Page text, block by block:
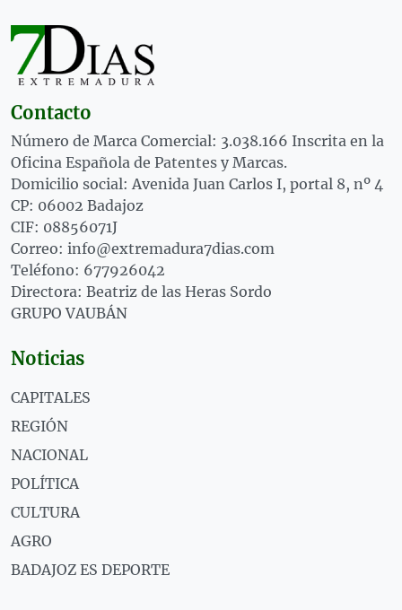
Contacto
Número de Marca Comercial: 3.038.166 Inscrita en la
Oficina Española de Patentes y Marcas.
Domicilio social: Avenida Juan Carlos I, portal 8, nº 4
CP: 06002 Badajoz
CIF: 08856071J
Correo: info@extremadura7dias.com
Teléfono: 677926042
Directora: Beatriz de las Heras Sordo
GRUPO VAUBÁN
Noticias
CAPITALES
REGIÓN
NACIONAL
POLÍTICA
CULTURA
AGRO
BADAJOZ ES DEPORTE